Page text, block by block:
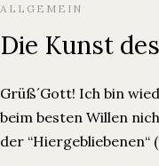
ALLGEMEIN
Die Kunst
Grüß´Gott! Ich bin
beim besten Willen
der “Hiergebliebenen“